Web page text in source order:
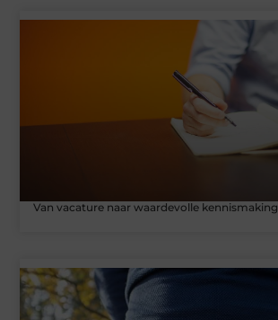
Van vacature naar waardevolle kennismaking